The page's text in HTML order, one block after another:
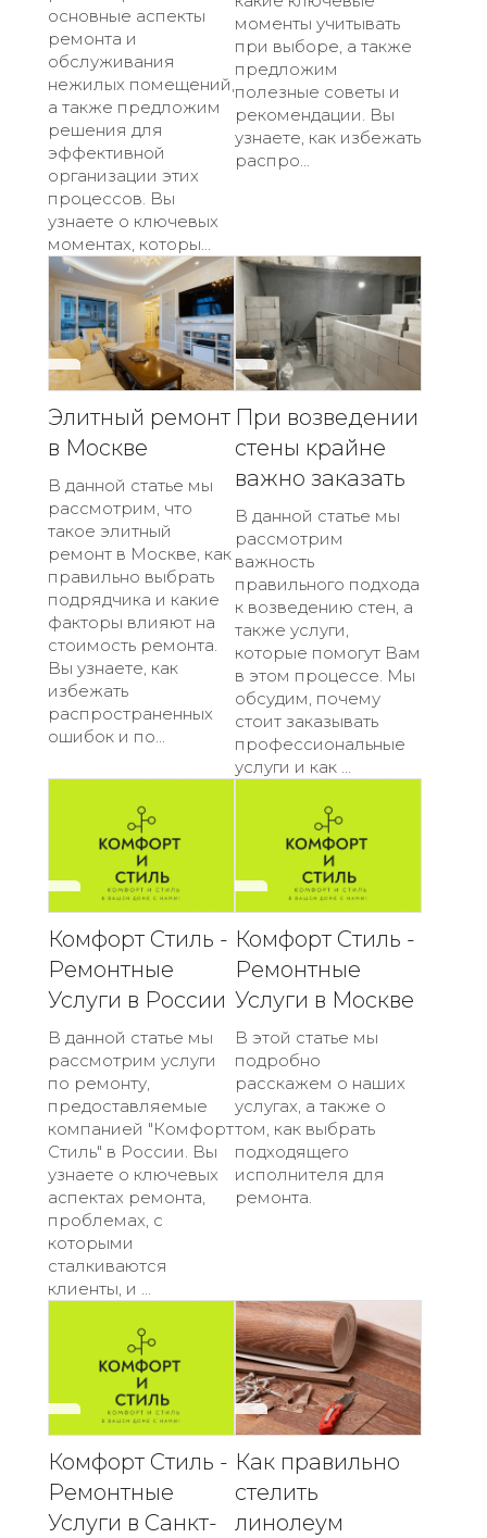
основные аспекты
ремонта и
обслуживания
нежилых помещений,
а также предложим
решения для
эффективной
организации этих
процессов. Вы
узнаете о ключевых
моментах, которы...
моменты учитывать
при выборе, а также
предложим
полезные советы и
рекомендации. Вы
узнаете, как избежать
распро...
Элитный ремонт
в Москве
В данной статье мы
рассмотрим, что
такое элитный
ремонт в Москве, как
правильно выбрать
подрядчика и какие
факторы влияют на
стоимость ремонта.
Вы узнаете, как
избежать
распространенных
ошибок и по...
При возведении
стены крайне
важно заказать
В данной статье мы
рассмотрим
важность
правильного подхода
к возведению стен, а
также услуги,
которые помогут Вам
в этом процессе. Мы
обсудим, почему
стоит заказывать
профессиональные
услуги и как ...
Комфорт Стиль -
Ремонтные
Услуги в России
В данной статье мы
рассмотрим услуги
по ремонту,
предоставляемые
компанией "Комфорт
Стиль" в России. Вы
узнаете о ключевых
аспектах ремонта,
проблемах, с
которыми
сталкиваются
клиенты, и ...
Комфорт Стиль -
Ремонтные
Услуги в Москве
В этой статье мы
подробно
расскажем о наших
услугах, а также о
том, как выбрать
подходящего
исполнителя для
ремонта.
Комфорт Стиль -
Ремонтные
Услуги в Санкт-
Как правильно
стелить
линолеум